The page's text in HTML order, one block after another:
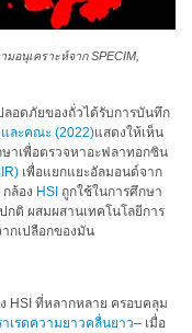
อนุเคราะห์จาก SPECIM,
ลอดภัยของถั่วได้รับการบันทึก
ละคณะ (2022)แสดงให้เห็น
ษาเพื่อตรวจหาอะฟลาทอกซิน
เพื่อแยกแยะอัลมอนด์จาก
ล้อง HSI ถูกใช้ในการศึกษา
ติ ผสมผสานเทคโนโลยีการ
ากเปลือกของมัน
HSI ที่หลากหลาย ครอบคลุม
เรดความยาวคลื่นยาว– เมื่อ